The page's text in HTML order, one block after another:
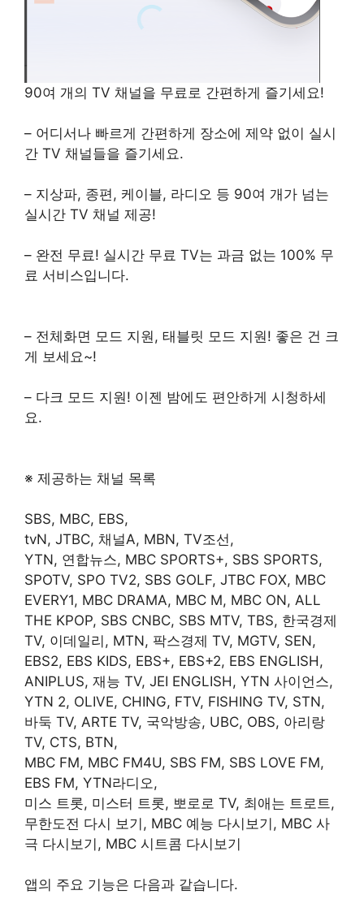
90여 개의 TV 채널을 무료로 간편하게 즐기세요!
– 어디서나 빠르게 간편하게 장소에 제약 없이 실시
간 TV 채널들을 즐기세요.
– 지상파, 종편, 케이블, 라디오 등 90여 개가 넘는
실시간 TV 채널 제공!
– 완전 무료! 실시간 무료 TV는 과금 없는 100% 무
료 서비스입니다.
– 전체화면 모드 지원, 태블릿 모드 지원! 좋은 건 크
게 보세요~!
– 다크 모드 지원! 이젠 밤에도 편안하게 시청하세
요.
※ 제공하는 채널 목록
SBS, MBC, EBS,
tvN, JTBC, 채널A, MBN, TV조선,
YTN, 연합뉴스, MBC SPORTS+, SBS SPORTS,
SPOTV, SPO TV2, SBS GOLF, JTBC FOX, MBC
EVERY1, MBC DRAMA, MBC M, MBC ON, ALL
THE KPOP, SBS CNBC, SBS MTV, TBS, 한국경제
TV, 이데일리, MTN, 팍스경제 TV, MGTV, SEN,
EBS2, EBS KIDS, EBS+, EBS+2, EBS ENGLISH,
ANIPLUS, 재능 TV, JEI ENGLISH, YTN 사이언스,
YTN 2, OLIVE, CHING, FTV, FISHING TV, STN,
바둑 TV, ARTE TV, 국악방송, UBC, OBS, 아리랑
TV, CTS, BTN,
MBC FM, MBC FM4U, SBS FM, SBS LOVE FM,
EBS FM, YTN라디오,
미스 트롯, 미스터 트롯, 뽀로로 TV, 최애는 트로트,
무한도전 다시 보기, MBC 예능 다시보기, MBC 사
극 다시보기, MBC 시트콤 다시보기
앱의 주요 기능은 다음과 같습니다.